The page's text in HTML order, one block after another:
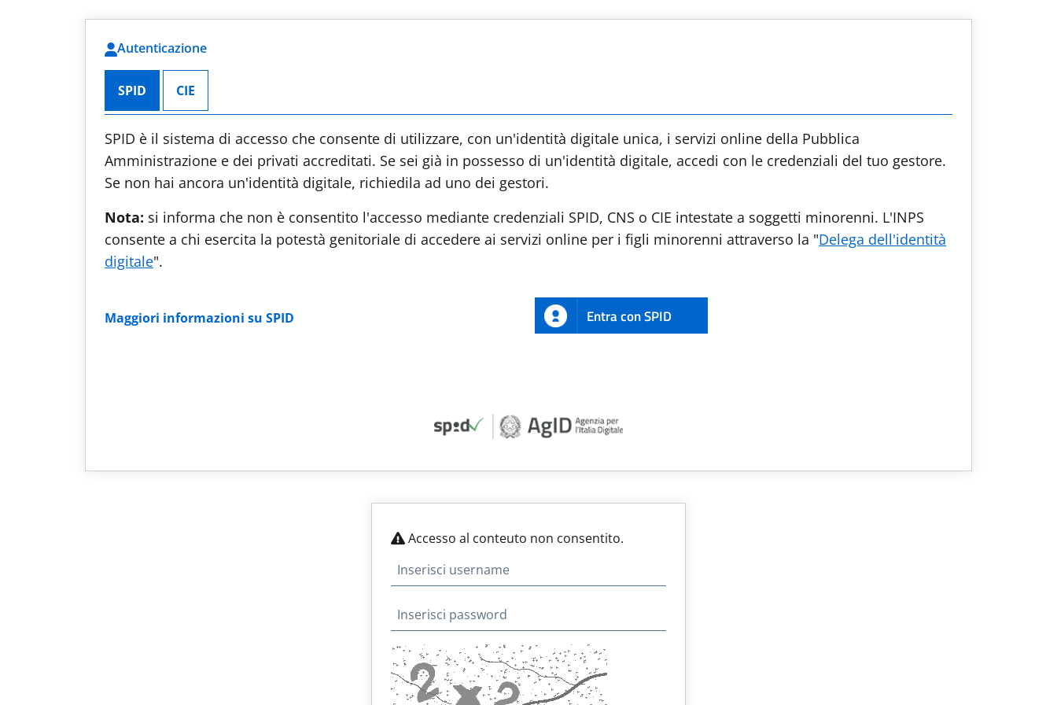
Autenticazione
SPID CIE
SPID è il sistema di accesso che consente di utilizzare, con un'identità digitale unica, i servizi online della Pubblica
Amministrazione e dei privati accreditati. Se sei già in possesso di un'identità digitale, accedi con le credenziali del tuo gestore.
Se non hai ancora un'identità digitale, richiedila ad uno dei gestori.
Nota: si informa che non è consentito l'accesso mediante credenziali SPID, CNS o CIE intestate a soggetti minorenni. L'INPS
consente a chi esercita la potestà genitoriale di accedere ai servizi online per i figli minorenni attraverso la "Delega dell'identità
digitale".
Maggiori informazioni su SPID Entra con SPID
Accesso al conteuto non consentito.